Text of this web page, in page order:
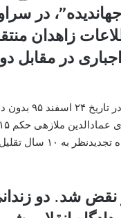
جهاندیده”، در
زاهدان
در مقابل
دادگاه اول عمادالدین
یعقوب جهانی نیز حکم ۱۰ سال زندان
شد. دو